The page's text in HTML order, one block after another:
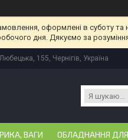
оформлені в суботу та
дня. Дякуємо за
155, Чернігів, Україна
ВАГИ ОБЛАДНАННЯ